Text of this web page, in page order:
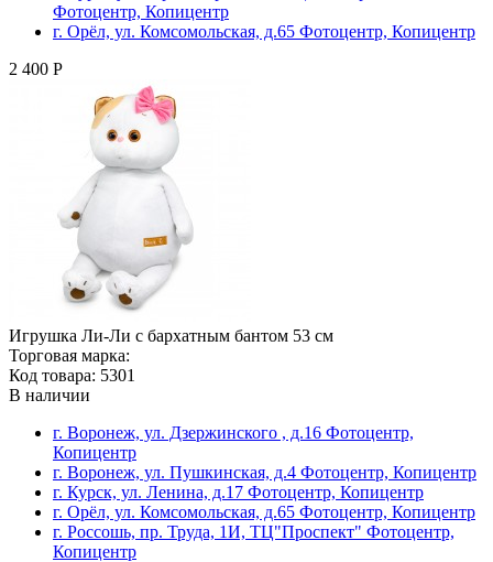
Фотоцентр, Копицентр
г. Орёл, ул. Комсомольская, д.65 Фотоцентр, Копицентр
2 400 Р
Игрушка Ли-Ли с бархатным бантом 53 см
Торговая марка:
Код товара: 5301
В наличии
г. Воронеж, ул. Дзержинского , д.16 Фотоцентр,
Копицентр
г. Воронеж, ул. Пушкинская, д.4 Фотоцентр, Копицентр
г. Курск, ул. Ленина, д.17 Фотоцентр, Копицентр
г. Орёл, ул. Комсомольская, д.65 Фотоцентр, Копицентр
г. Россошь, пр. Труда, 1И, ТЦ"Проспект" Фотоцентр,
Копицентр